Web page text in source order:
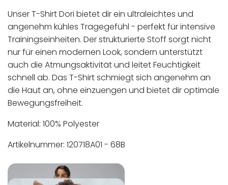
Unser T-Shirt Dori bietet dir ein ultraleichtes und
angenehm kühles Tragegefühl - perfekt für intensive
Trainingseinheiten. Der strukturierte Stoff sorgt nicht
nur für einen modernen Look, sondern unterstützt
auch die Atmungsaktivität und leitet Feuchtigkeit
schnell ab. Das T-Shirt schmiegt sich angenehm an
die Haut an, ohne einzuengen und bietet dir optimale
Bewegungsfreiheit.
Material: 100% Polyester
Artikelnummer: 120718A01 - 68B
Maschinenwäsche bis 30°C
Nicht bleichen
In der EU niedergelassener verantwortlicher
Wirtschaftsakteur: